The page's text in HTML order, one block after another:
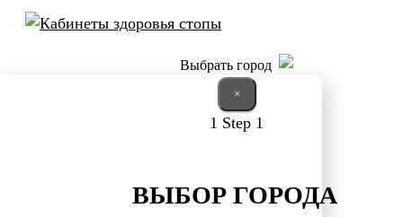
Выбрать город
×
1 Step 1
ВЫБОР ГОРОДА